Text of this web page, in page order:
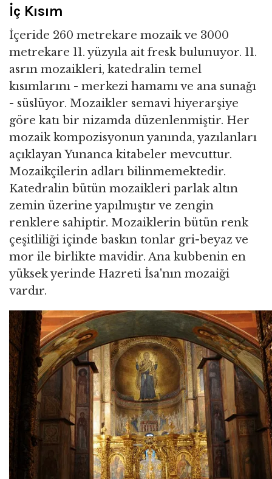
İç Kısım
İçeride 260 metrekare mozaik ve 3000
metrekare 11. yüzyıla ait fresk bulunuyor. 11.
asrın mozaikleri, katedralin temel
kısımlarını - merkezi hamamı ve ana sunağı
- süslüyor. Mozaikler semavi hiyerarşiye
göre katı bir nizamda düzenlenmiştir. Her
mozaik kompozisyonun yanında, yazılanları
açıklayan Yunanca kitabeler mevcuttur.
Mozaikçilerin adları bilinmemektedir.
Katedralin bütün mozaikleri parlak altın
zemin üzerine yapılmıştır ve zengin
renklere sahiptir. Mozaiklerin bütün renk
çeşitliliği içinde baskın tonlar gri-beyaz ve
mor ile birlikte mavidir. Ana kubbenin en
yüksek yerinde Hazreti İsa'nın mozaiği
vardır.